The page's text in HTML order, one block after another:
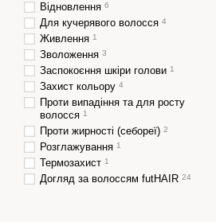
Відновлення 6
Для кучерявого волосся 4
Живлення 1
Зволоження 3
Заспокоєння шкіри голови 1
Захист кольору 4
Проти випадіння та для росту
волосся 1
Проти жирності (себореї) 2
Розглажування 1
Термозахист 1
Догляд за волоссям futHAIR 24